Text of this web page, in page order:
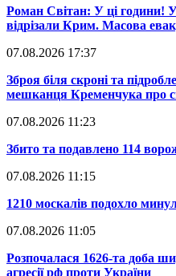
​Роман Світан: У ці години!
відрізали Крим. Масова
07.08.2026 17:37
​Зброя біля скроні та
мешканця Кременчука про
07.08.2026 11:23
​Збито та подавлено 114
07.08.2026 11:15
​1210 москалів подохло
07.08.2026 11:05
​Розпочалася 1626-та доба
агресії рф проти України